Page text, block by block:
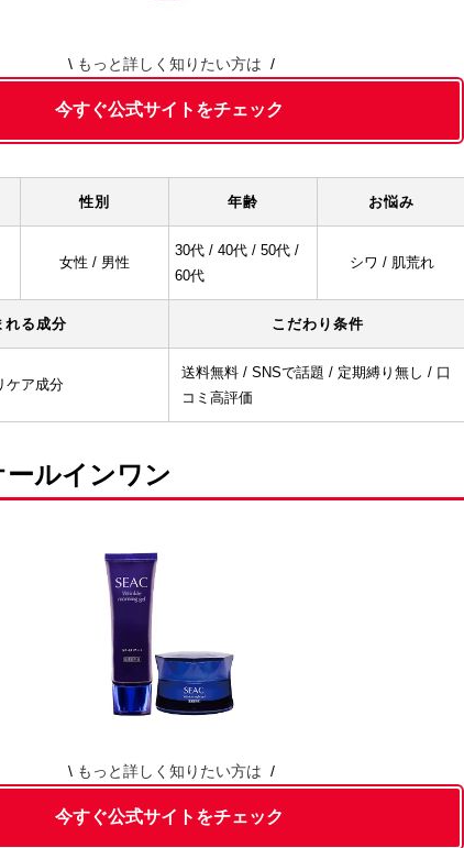
もっと詳しく知りたい方は
今すぐ公式サイトをチェック
性別
女性 / 男性
年齢
30代 / 40代 / 50代 /
60代
お悩み
シワ / 肌荒れ
れる成分
ケア成分
こだわり条件
送料無料 / SNSで話題 / 定期縛り無し / 口
コミ高評価
ールインワン
もっと詳しく知りたい方は
今すぐ公式サイトをチェック